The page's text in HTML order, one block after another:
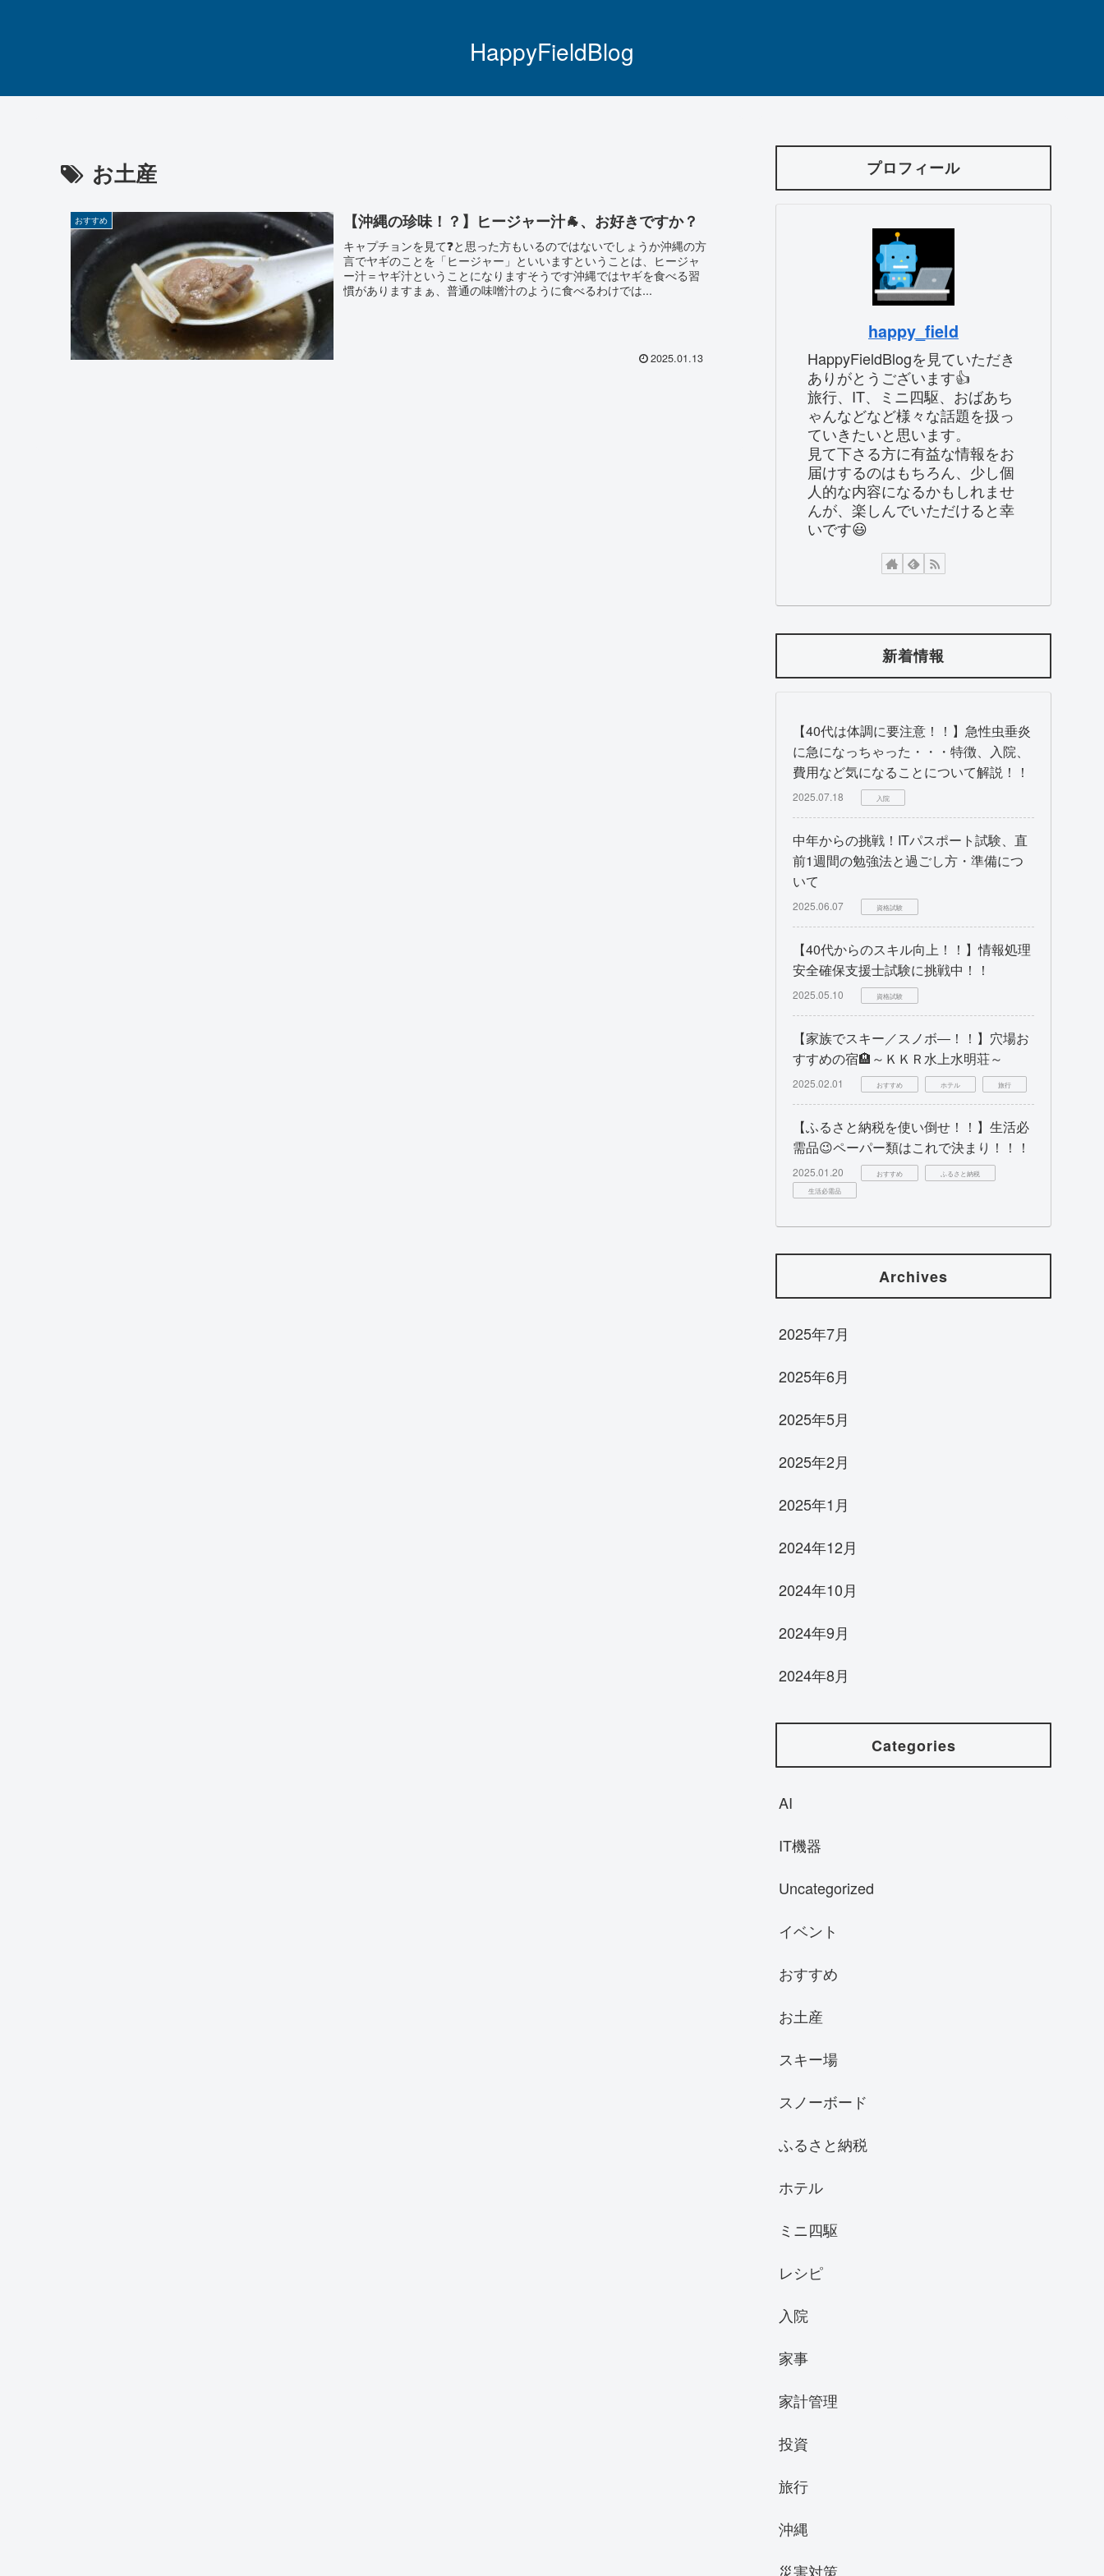
HappyFieldBlog
お土産
おすすめ 【沖縄の珍味！？】ヒージャー汁🐐、お好きですか？
キャプチョンを見て❓と思った方もいるのではないでしょうか沖縄の方
言でヤギのことを「ヒージャー」といいますということは、ヒージャ
ー汁＝ヤギ汁ということになりますそうです沖縄ではヤギを食べる習
慣がありますまぁ、普通の味噌汁のように食べるわけでは...
2025.01.13
プロフィール
happy_field
HappyFieldBlogを見ていただき
ありがとうございます👍
旅行、IT、ミニ四駆、おばあち
ゃんなどなど様々な話題を扱っ
ていきたいと思います。
見て下さる方に有益な情報をお
届けするのはもちろん、少し個
人的な内容になるかもしれませ
んが、楽しんでいただけると幸
いです😃
新着情報
【40代は体調に要注意！！】急性虫垂炎
に急になっちゃった・・・特徴、入院、
費用など気になることについて解説！！
2025.07.18 入院
中年からの挑戦！ITパスポート試験、直
前1週間の勉強法と過ごし方・準備につ
いて
2025.06.07 資格試験
【40代からのスキル向上！！】情報処理
安全確保支援士試験に挑戦中！！
2025.05.10 資格試験
【家族でスキー／スノボ―！！】穴場お
すすめの宿🏨～ＫＫＲ水上水明荘～
2025.02.01 おすすめ ホテル 旅行
【ふるさと納税を使い倒せ！！】生活必
需品😉ペーパー類はこれで決まり！！！
2025.01.20 おすすめ
ふるさと納税
生活必需品
Archives
2025年7月
2025年6月
2025年5月
2025年2月
2025年1月
2024年12月
2024年10月
2024年9月
2024年8月
Categories
AI
IT機器
Uncategorized
イベント
おすすめ
お土産
スキー場
スノーボード
ふるさと納税
ホテル
ミニ四駆
レシピ
入院
家事
家計管理
投資
旅行
沖縄
災害対策